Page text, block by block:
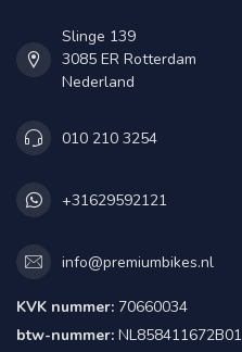
Slinge 139
3085 ER Rotterdam
Nederland
010 210 3254
+31629592121
info@premiumbikes.nl
KVK nummer: 70660034
btw-nummer: NL858411672B01